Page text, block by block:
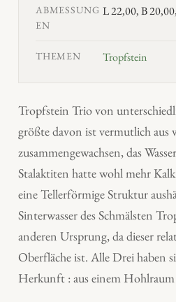
ABMESSUNG
EN
L 22,00, B
THEMEN Tropfstein
Tropfstein Trio von
größte davon ist vermutlich aus
zusammengewachsen, das
Stalaktiten hatte wohl mehr
eine Tellerförmige Struktur
Sinterwasser des Schmälsten
anderen Ursprung, da dieser
Oberfläche ist. Alle Drei haben
Herkunft : aus einem